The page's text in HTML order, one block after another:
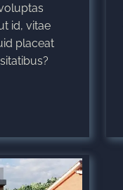
id, vitae
placeat